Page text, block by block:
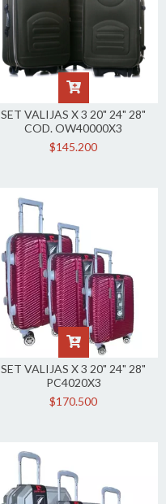
SET VALIJAS X 3 20" 24" 28"
COD. OW40000X3
$145.200
SET VALIJAS X 3 20" 24" 28"
PC4020X3
$170.500